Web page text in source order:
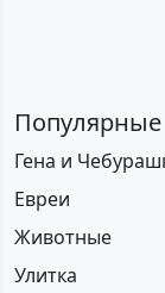
Популярные
Гена и
Евреи
Животные
Улитка